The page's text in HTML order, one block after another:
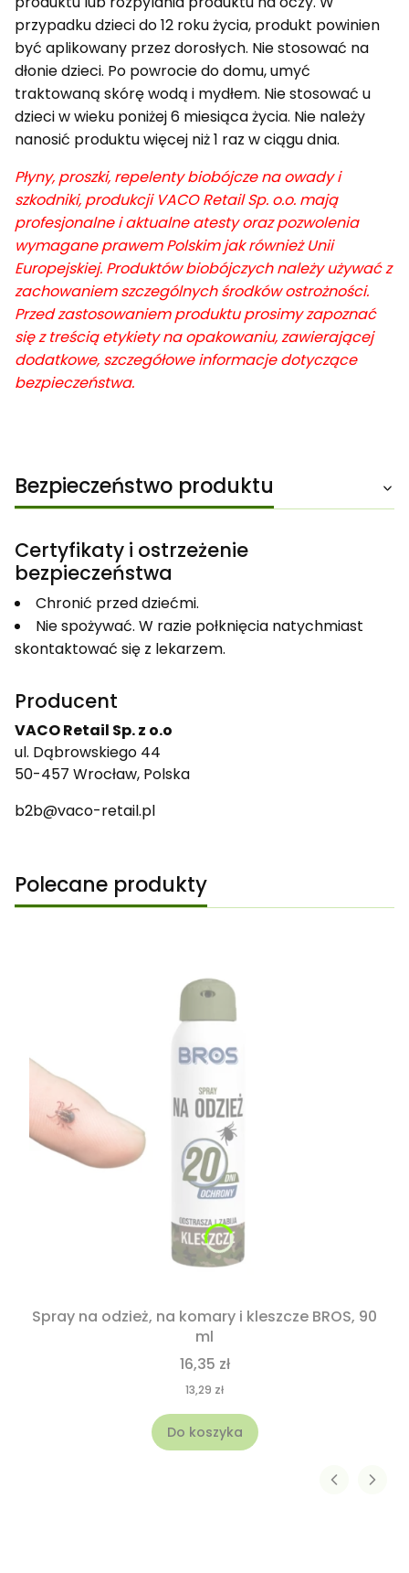
przypadku dzieci do 12 roku życia, produkt powinien
być aplikowany przez dorosłych. Nie stosować na
dłonie dzieci. Po powrocie do domu, umyć
traktowaną skórę wodą i mydłem. Nie stosować u
dzieci w wieku poniżej 6 miesiąca życia. Nie należy
nanosić produktu więcej niż 1 raz w ciągu dnia.
Płyny, proszki, repelenty biobójcze na owady i
szkodniki, produkcji VACO Retail Sp. o.o. mają
profesjonalne i aktualne atesty oraz pozwolenia
wymagane prawem Polskim jak również Unii
Europejskiej. Produktów biobójczych należy używać z
zachowaniem szczególnych środków ostrożności.
Przed zastosowaniem produktu prosimy zapoznać
się z treścią etykiety na opakowaniu, zawierającej
dodatkowe, szczegółowe informacje dotyczące
bezpieczeństwa.
Bezpieczeństwo produktu
Certyfikaty i ostrzeżenie
bezpieczeństwa
Chronić przed dziećmi.
Nie spożywać. W razie połknięcia natychmiast
skontaktować się z lekarzem.
Producent
VACO Retail Sp. z o.o
ul. Dąbrowskiego 44
50-457 Wrocław, Polska
b2b@vaco-retail.pl
Polecane produkty
Spray na odzież, na komary i kleszcze BROS, 90
ml
16,35 zł
13,29 zł
Do koszyka